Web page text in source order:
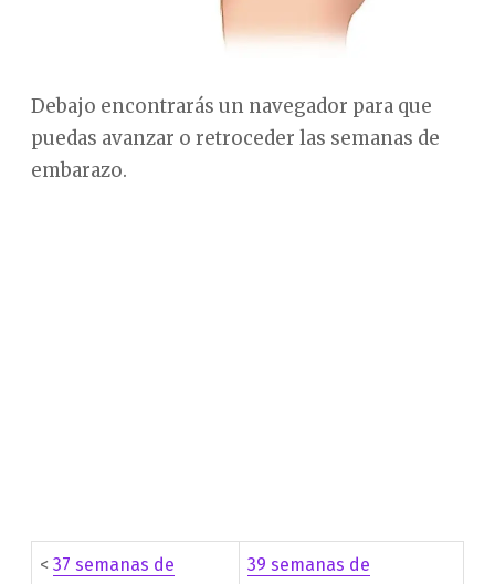
Debajo encontrarás un navegador para que
puedas avanzar o retroceder las semanas de
embarazo.
< 37 semanas de
39 semanas de